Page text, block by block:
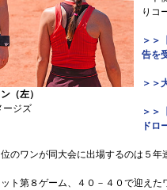
（左）
ージズ
りコ
＞＞
告を
＞＞
＞＞
ドロ
のワンが同大会に出場するのは５
ト第８ゲーム、４０－４０で迎え